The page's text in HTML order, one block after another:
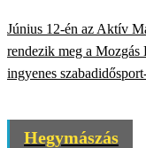
Június 12-én az Aktív
rendezik meg a Mozgás
ingyenes
Hegymászás